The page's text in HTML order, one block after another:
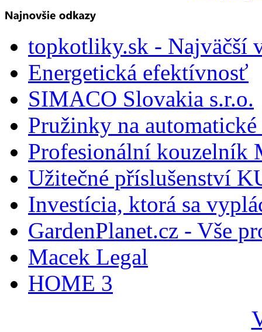
topkotliky.sk - Najväčší
Energetická efektívnosť
SIMACO Slovakia s.r.o.
Pružinky na
Profesionální kouzelník
Užitečné příslušenství
Investícia, ktorá sa
GardenPlanet.cz - Vše
Macek Legal
HOME 3